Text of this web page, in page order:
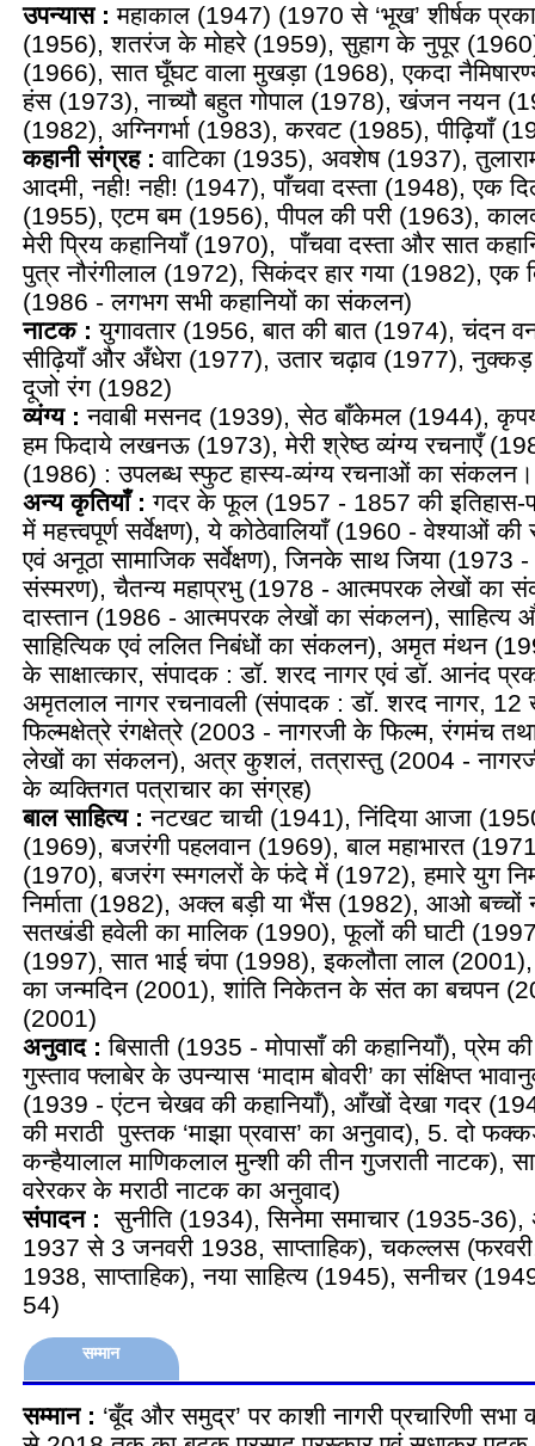
उपन्यास : महाकाल (1947) (1970 से ‘भूख’ शीर्षक
(1956), शतरंज के मोहरे (1959), सुहाग के नुपूर
(1966), सात घूँघट वाला मुखड़ा (1968), एकदा
हंस (1973), नाच्‍यौ बहुत गोपाल (1978), खंजन नयन
(1982), अग्निगर्भा (1983), करवट (1985), पीढ़ियाँ
कहानी संग्रह : वाटिका (1935), अवशेष (1937),
आदमी, नही! नही! (1947), पाँचवा दस्‍ता (1948), एक
(1955), एटम बम (1956), पीपल की परी (1963),
मेरी प्रिय कहानियाँ (1970), पाँचवा दस्‍ता और सात
पुत्र नौरंगीलाल (1972), सिकंदर हार गया (1982), एक
(1986 - लगभग सभी कहानियों का संकलन)
नाटक : युगावतार (1956, बात की बात (1974), चंदन
सीढ़ियाँ और अँधेरा (1977), उतार चढ़ाव (1977),
दूजो रंग (1982)
व्यंग्य : नवाबी मसनद (1939), सेठ बाँकेमल (1944),
हम फिदाये लखनऊ (1973), मेरी श्रेष्‍ठ व्‍यंग्‍य रचनाएँ
(1986) : उपलब्‍ध स्‍फुट हास्‍य-व्‍यंग्‍य रचनाओं का संकलन।
अन्य कृतियाँ : गदर के फूल (1957 - 1857 की इतिहास-
में महत्त्वपूर्ण सर्वेक्षण), ये कोठेवालियाँ (1960 - वेश्‍याओं
एवं अनूठा सामाजिक सर्वेक्षण), जिनके साथ जिया (1973 -
संस्‍मरण), चैतन्‍य महाप्रभु (1978 - आत्‍मपरक लेखों
दास्‍तान (1986 - आत्‍मपरक लेखों का संकलन), साहित्‍य
साहित्यिक एवं ललित निबंधों का संकलन), अमृत मंथन
के साक्षात्‍कार, संपादक : डॉ. शरद नागर एवं डॉ. आनंद
अमृतलाल नागर रचनावली (संपादक : डॉ. शरद नागर,
फिल्‍मक्षेत्रे रंगक्षेत्रे (2003 - नागरजी के फिल्‍म, रंगमंच
लेखों का संकलन), अत्र कुशलं, तत्रास्‍तु (2004 - नागरजी
के व्‍यक्तिगत पत्राचार का संग्रह)
बाल साहित्‍य : नटखट चाची (1941), निंदिया आजा
(1969), बजरंगी पहलवान (1969), बाल महाभारत
(1970), बजरंग स्‍मगलरों के फंदे में (1972), हमारे युग
निर्माता (1982), अक्ल बड़ी या भैंस (1982), आओ
सतखंडी हवेली का मालिक (1990), फूलों की घाटी
(1997), सात भाई चंपा (1998), इकलौता लाल
का जन्‍मदिन (2001), शांति निकेतन के संत का बचपन
(2001)
अनुवाद : बिसाती (1935 - मोपासाँ की कहानियाँ), प्रेम
गुस्‍ताव फ्लाबेर के उपन्‍यास ‘मादाम बोवरी’ का संक्षिप्‍त
(1939 - एंटन चेखव की कहानियाँ), आँखों देखा गदर
की मराठी पुस्‍तक ‘माझा प्रवास’ का अनुवाद), 5. दो
कन्‍हैयालाल माणिकलाल मुन्‍शी की तीन गुजराती नाटक),
वरेरकर के मराठी नाटक का अनुवाद)
संपादन : सुनीति (1934), सिनेमा समाचार (1935-36),
1937 से 3 जनवरी 1938, साप्‍ताहिक), चकल्‍लस
1938, साप्‍ताहिक), नया साहित्‍य (1945), सनीचर
54)
सम्मान
सम्मान : ‘बूँद और समुद्र’ पर काशी नागरी प्रचारिणी